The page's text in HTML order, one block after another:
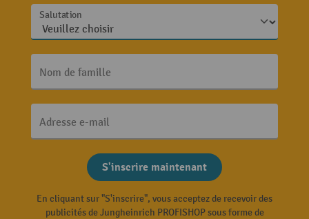
Salutation
Nom de famille
Adresse e-mail
S'inscrire maintenant
En cliquant sur "S'inscrire", vous acceptez de recevoir des
publicités de Jungheinrich PROFISHOP sous forme de